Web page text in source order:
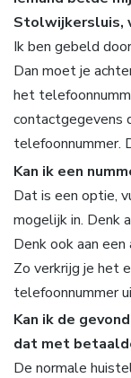
Stolwijkersluis,
Ik ben gebeld
Dan moet je
het
contactgegevens
telefoonnummer.
Kan ik een
Dat is een optie,
mogelijk in. Denk
Denk ook aan
Zo verkrijg je het
telefoonnummer
Kan ik de
dat met
De normale